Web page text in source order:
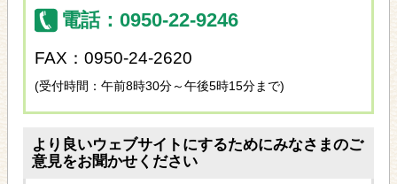
電話：0950-22-9246
FAX：0950-24-2620
(受付時間：午前8時30分～午後5時15分まで)
より良いウェブサイトにするためにみなさまのご
意見をお聞かせください